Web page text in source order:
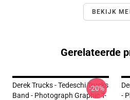
BEKIJK
Gerelateerde
Derek Trucks - Tedeschi Trucks
Band - Photograph Graphic T-
-20%
-